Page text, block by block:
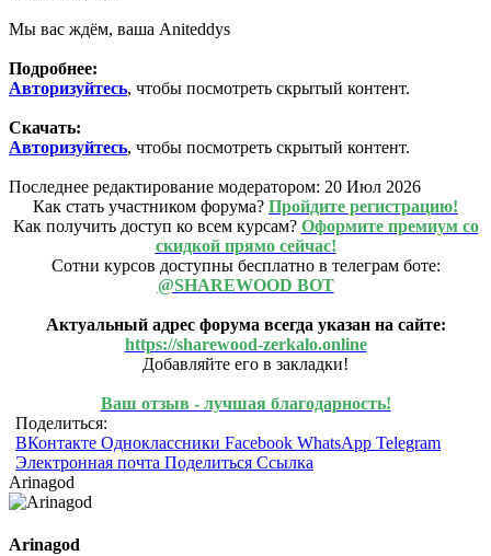
Мы вас ждём, ваша Aniteddys
Подробнее:
Авторизуйтесь, чтобы посмотреть скрытый контент.
Скачать:
Авторизуйтесь, чтобы посмотреть скрытый контент.
Последнее редактирование модератором: 20 Июл 2026
Как стать участником форума? Пройдите регистрацию!
Как получить доступ ко всем курсам? Оформите премиум со
скидкой прямо сейчас!
Сотни курсов доступны бесплатно в телеграм боте:
@SHAREWOOD BOT
Актуальный адрес форума всегда указан на сайте:
https://sharewood-zerkalo.online
Добавляйте его в закладки!
Ваш отзыв - лучшая благодарность!
Поделиться:
ВКонтакте Одноклассники Facebook WhatsApp Telegram
Электронная почта Поделиться Ссылка
Arinagod
Arinagod